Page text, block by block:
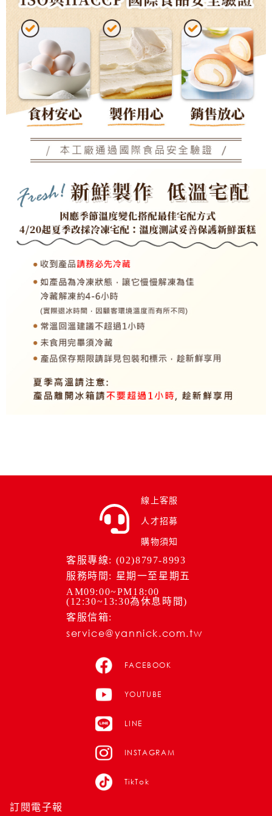
線上客服
人才招募
購物須知
客服專線: (02)8797-8993
服務時間: 星期一至星期五
AM09:00~PM18:00
(12:30~13:30為休息時間)
客服信箱:
service@yannick.com.tw
FACEBOOK
YOUTUBE
LINE
INSTAGRAM
TikTok
訂閱電子報